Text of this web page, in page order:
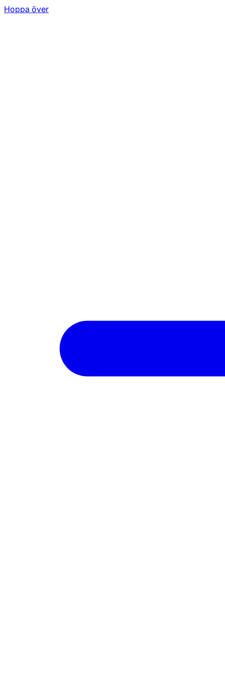
Hoppa över